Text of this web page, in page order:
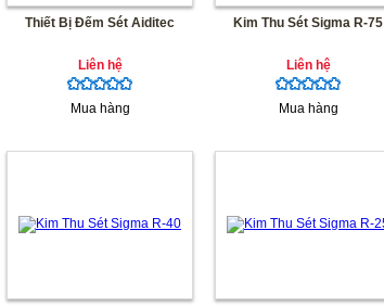
Thiết Bị Đếm Sét Aiditec
Liên hệ
Mua hàng
Kim Thu Sét Sigma R-75
Liên hệ
Mua hàng